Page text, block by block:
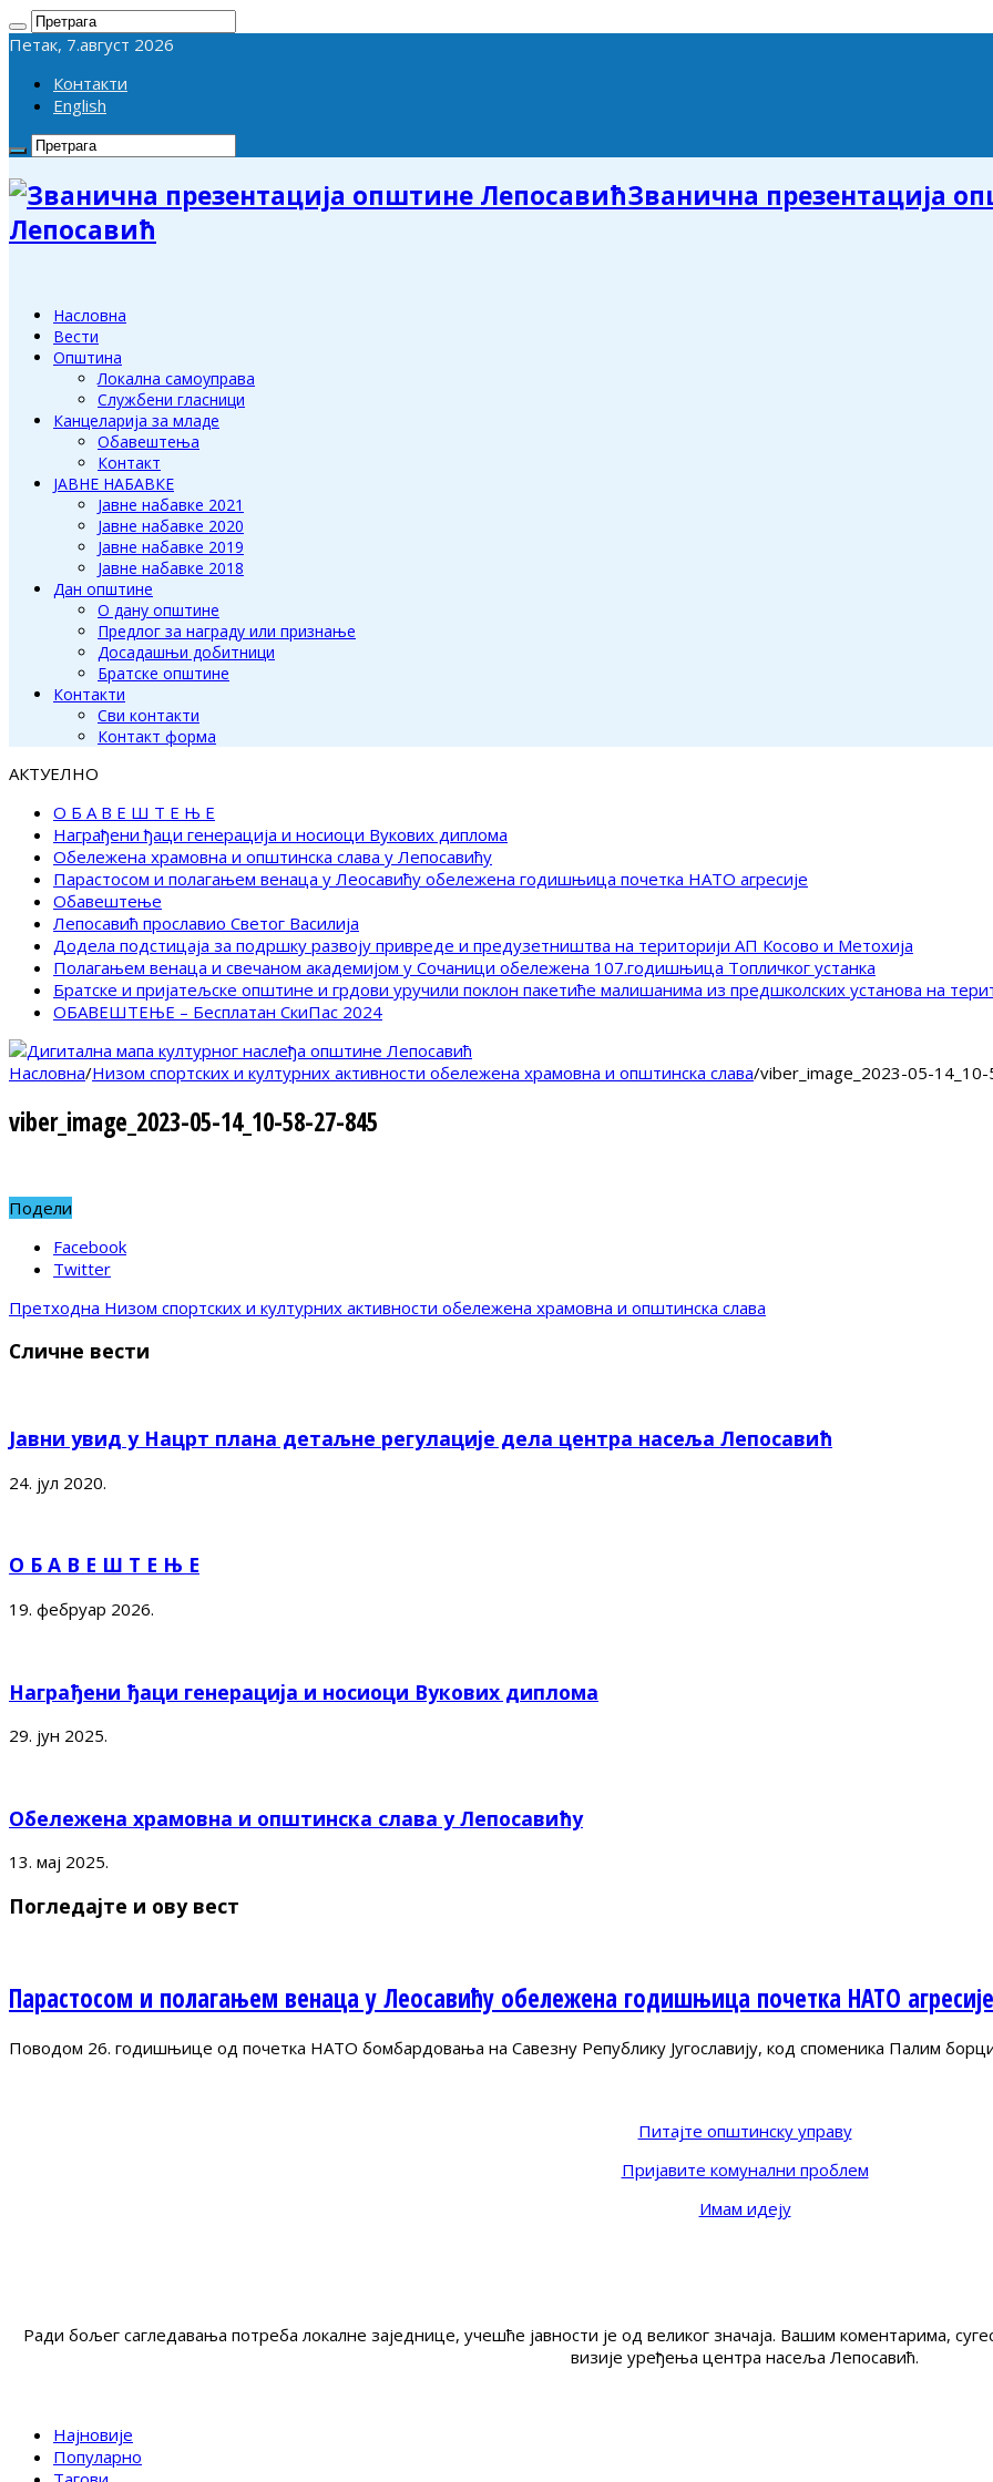
Петак, 7.август 2026
Контакти
English
Званична презентација
Лепосавић
Насловна
Вести
Општина
Локална самоуправа
Службени гласници
Канцеларија за младе
Обавештења
Контакт
ЈАВНЕ НАБАВКЕ
Јавне набавке 2021
Јавне набавке 2020
Јавне набавке 2019
Јавне набавке 2018
Дан општине
О дану општине
Предлог за награду или признање
Досадашњи добитници
Братске општине
Контакти
Сви контакти
Контакт форма
АКТУЕЛНО
О Б А В Е Ш Т Е Њ Е
Награђени ђаци генерација и носиоци Вукових диплома
Обележена храмовна и општинска слава у Лепосавићу
Парастосом и полагањем венаца у Леосавићу обележена годишњица почетка НАТО агресије
Обавештење
Лепосавић прославио Светог Василија
Додела подстицаја за подршку развоју привреде и предузетништва на територији АП Косово и Метохија
Полагањем венаца и свечаном академијом у Сочаници обележена 107.годишњица Топличког устанка
Братске и пријатељске општине и грдови уручили поклон пакетиће малишанима из предшколских установа на
ОБАВЕШТЕЊЕ – Бесплатан СкиПас 2024
Насловна/Низом спортских и културних активности обележена храмовна и општинска слава/viber_image_2023-05-
viber_image_2023-05-14_10-58-27-845
Подели
Facebook
Twitter
Претходна Низом спортских и културних активности обележена храмовна и општинска слава
Сличне вести
Јавни увид у Нацрт плана детаљне регулације дела центра насеља Лепосавић
24. јул 2020.
О Б А В Е Ш Т Е Њ Е
19. фебруар 2026.
Награђени ђаци генерација и носиоци Вукових диплома
29. јун 2025.
Обележена храмовна и општинска слава у Лепосавићу
13. мај 2025.
Погледајте и ову вест
Парастосом и полагањем венаца у Леосавићу обележена годишњица почетка НАТО агресије
Поводом 26. годишњице од почетка НАТО бомбардовања на Савезну Републику Југославију, код споменика Палим
Питајте општинску управу
Пријавите комунални проблем
Имам идеју
Ради бољег сагледавања потреба локалне заједнице, учешће јавности је од великог значаја. Вашим коментарима,
визије уређења центра насеља Лепосавић.
Најновије
Популарно